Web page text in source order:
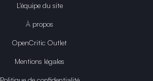
L'équipe du site
À propos
OpenCritic Outlet
Mentions légales